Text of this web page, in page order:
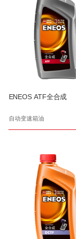
ENEOS ATF全合成
自动变速箱油